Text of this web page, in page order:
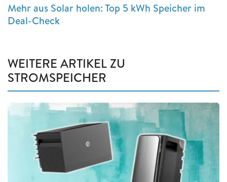
Mehr aus Solar holen: Top 5 kWh Speicher im
Deal-Check
WEITERE ARTIKEL ZU
STROMSPEICHER